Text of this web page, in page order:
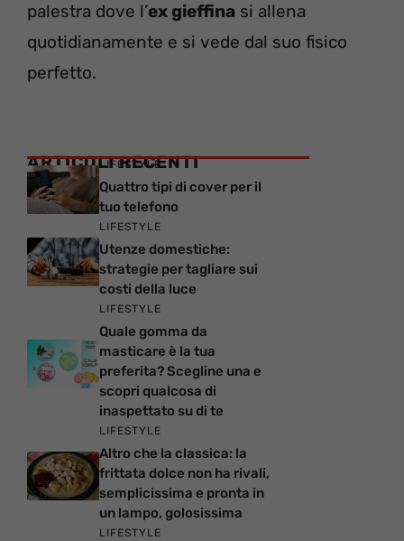
palestra dove l’ex gieffina si allena
quotidianamente e si vede dal suo fisico
perfetto.
ARTICOLI RECENTI
LIFESTYLE
Quattro tipi di cover per il
tuo telefono
LIFESTYLE
Utenze domestiche:
strategie per tagliare sui
costi della luce
LIFESTYLE
Quale gomma da
masticare è la tua
preferita? Scegline una e
scopri qualcosa di
inaspettato su di te
LIFESTYLE
Altro che la classica: la
frittata dolce non ha rivali,
semplicissima e pronta in
un lampo, golosissima
LIFESTYLE